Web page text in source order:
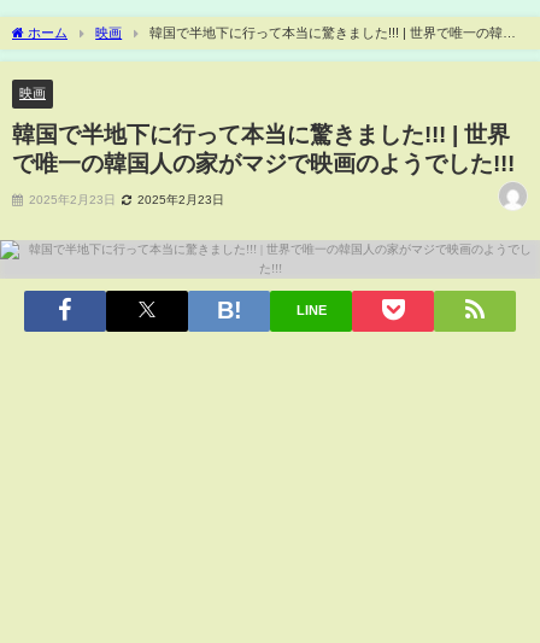
ホーム 映画
韓国で半地下に行って本当に驚きました!!! | 世界で唯一の韓国
人の家がマジで映画のようでした!!!
映画
韓国で半地下に行って本当に驚きました!!! | 世界
で唯一の韓国人の家がマジで映画のようでした!!!
2025年2月23日 2025年2月23日
LINE